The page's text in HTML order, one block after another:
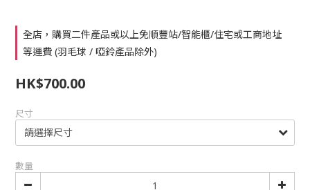
全店，購買二件產品或以上免順豐站/智能櫃/住宅或工商地址
等運費 (羽毛球 / 啞鈴產品除外)
HK$700.00
尺寸
數量